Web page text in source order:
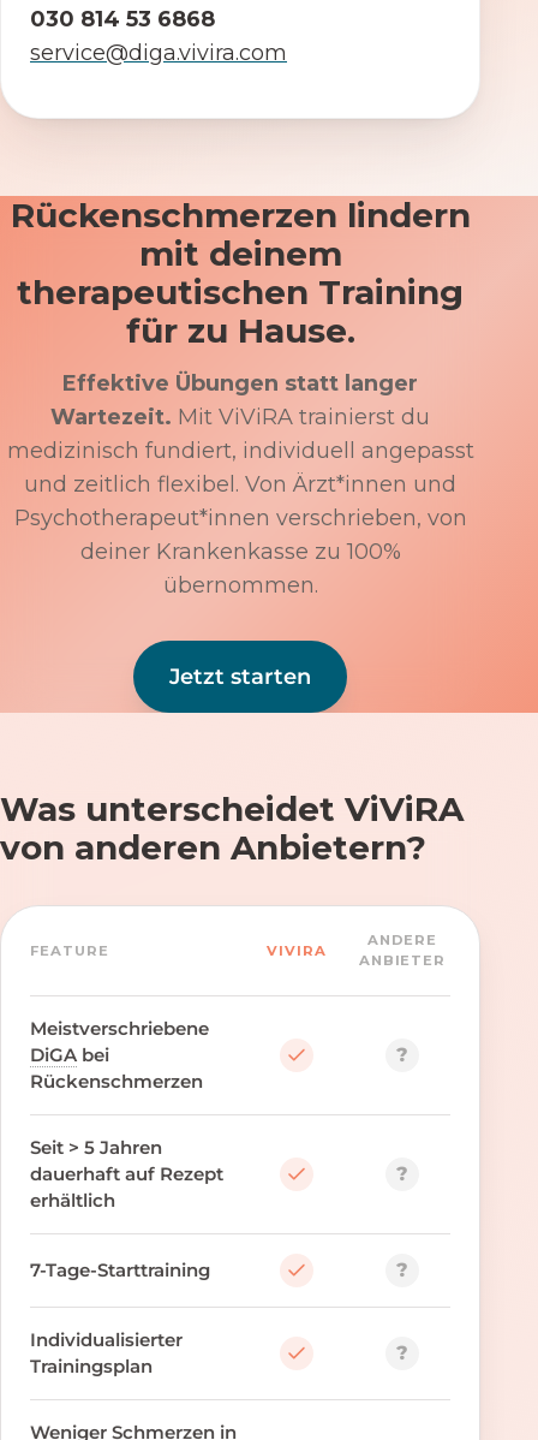
030 814 53 6868
service@diga.vivira.com
Rückenschmerzen lindern
mit deinem
therapeutischen Training
für zu Hause.
Effektive Übungen statt langer
Wartezeit. Mit ViViRA trainierst du
medizinisch fundiert, individuell angepasst
und zeitlich flexibel. Von Ärzt*innen und
Psychotherapeut*innen verschrieben, von
deiner Krankenkasse zu 100%
übernommen.
Jetzt starten
Was unterscheidet ViViRA
von anderen Anbietern?
FEATURE VIVIRA
ANDERE
ANBIETER
Meistverschriebene
DiGA bei
Rückenschmerzen
?
Seit > 5 Jahren
dauerhaft auf Rezept
erhältlich
?
7-Tage-Starttraining ?
Individualisierter
Trainingsplan
?
Weniger Schmerzen in